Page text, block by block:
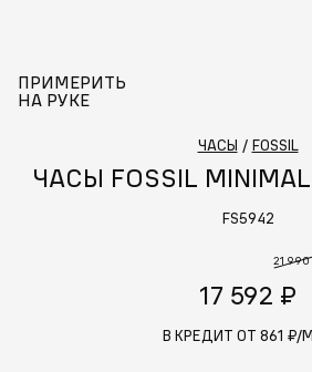
ПРИМЕРИТЬ
НА РУКЕ
ЧАСЫ / FOSSIL
ЧАСЫ FOSSIL
FS5942
21 990
17 592 ₽
В КРЕДИТ ОТ 861 ₽/